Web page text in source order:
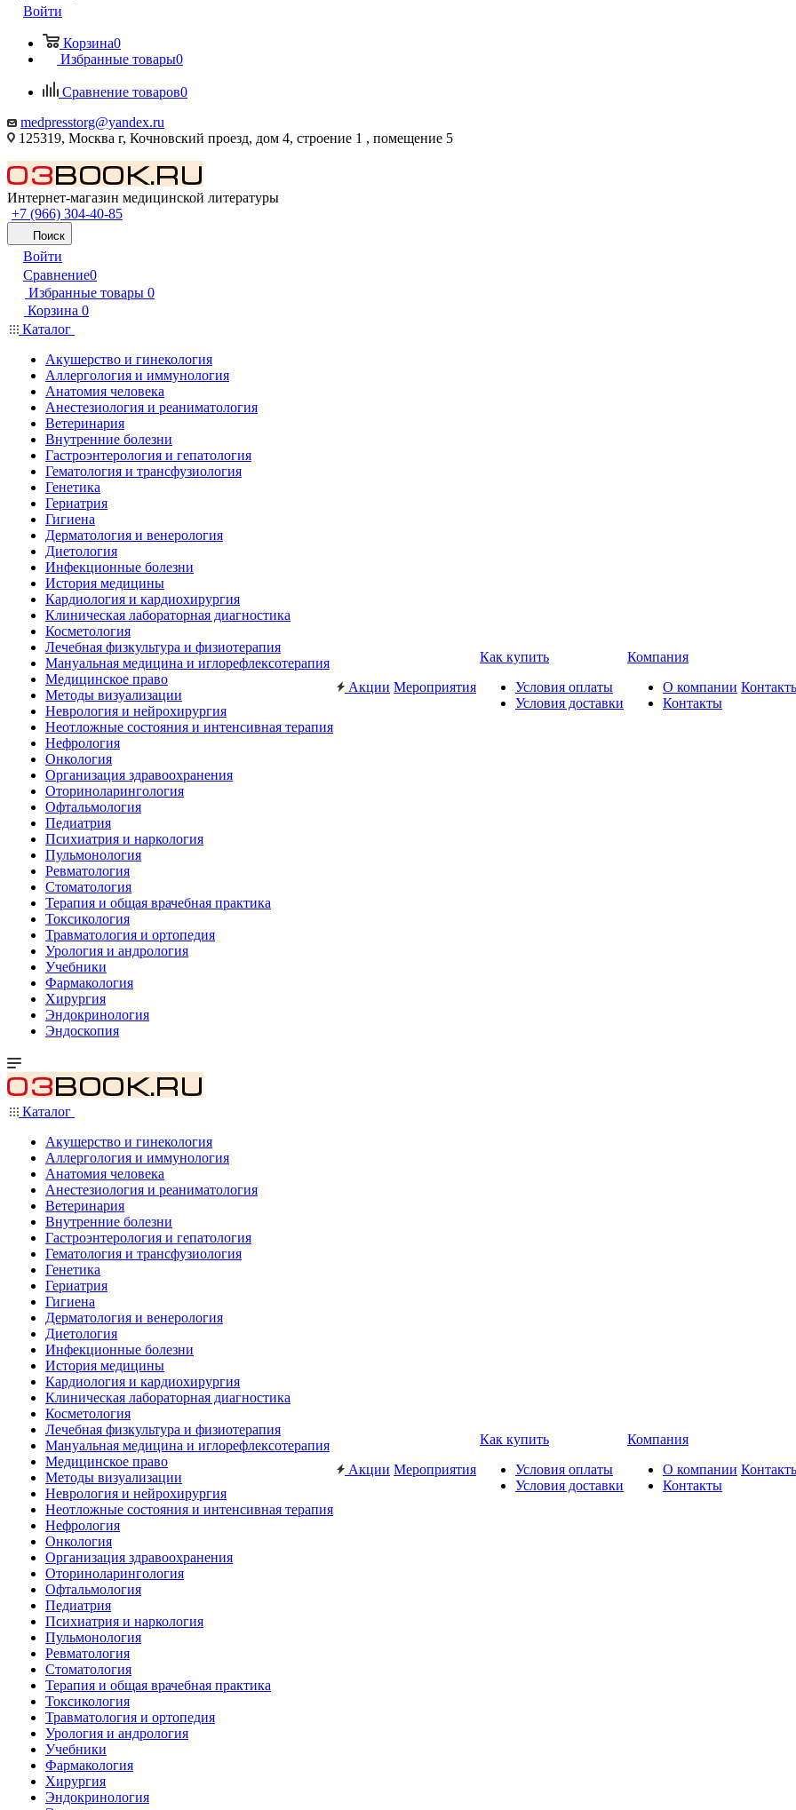
Войти
Корзина0
Избранные товары0
Сравнение товаров0
medpresstorg@yandex.ru
125319, Москва г, Кочновский проезд, дом 4, строение 1 , помещение 5
Интернет-магазин медицинской литературы
+7 (966) 304-40-85
Поиск
Войти
Сравнение0
Избранные товары 0
Корзина 0
Каталог
Акушерство и гинекология
Аллергология и иммунология
Анатомия человека
Анестезиология и реаниматология
Ветеринария
Внутренние болезни
Гастроэнтерология и гепатология
Гематология и трансфузиология
Генетика
Гериатрия
Гигиена
Дерматология и венерология
Диетология
Инфекционные болезни
История медицины
Кардиология и кардиохирургия
Клиническая лабораторная диагностика
Косметология
Лечебная физкультура и физиотерапия
Мануальная медицина и иглорефлексотерапия
Медицинское право
Методы визуализации
Неврология и нейрохирургия
Неотложные состояния и интенсивная терапия
Нефрология
Онкология
Организация здравоохранения
Оториноларингология
Офтальмология
Педиатрия
Психиатрия и наркология
Пульмонология
Ревматология
Стоматология
Терапия и общая врачебная практика
Токсикология
Травматология и ортопедия
Урология и андрология
Учебники
Фармакология
Хирургия
Эндокринология
Эндоскопия
Акции Мероприятия
Как купить
Условия оплаты
Условия доставки
Компания
О компании
Контакты
Каталог
Акушерство и гинекология
Аллергология и иммунология
Анатомия человека
Анестезиология и реаниматология
Ветеринария
Внутренние болезни
Гастроэнтерология и гепатология
Гематология и трансфузиология
Генетика
Гериатрия
Гигиена
Дерматология и венерология
Диетология
Инфекционные болезни
История медицины
Кардиология и кардиохирургия
Клиническая лабораторная диагностика
Косметология
Лечебная физкультура и физиотерапия
Мануальная медицина и иглорефлексотерапия
Медицинское право
Методы визуализации
Неврология и нейрохирургия
Неотложные состояния и интенсивная терапия
Нефрология
Онкология
Организация здравоохранения
Оториноларингология
Офтальмология
Педиатрия
Психиатрия и наркология
Пульмонология
Ревматология
Стоматология
Терапия и общая врачебная практика
Токсикология
Травматология и ортопедия
Урология и андрология
Учебники
Фармакология
Хирургия
Эндокринология
Акции Мероприятия
Как купить
Условия оплаты
Условия доставки
Компания
О компании
Контакты